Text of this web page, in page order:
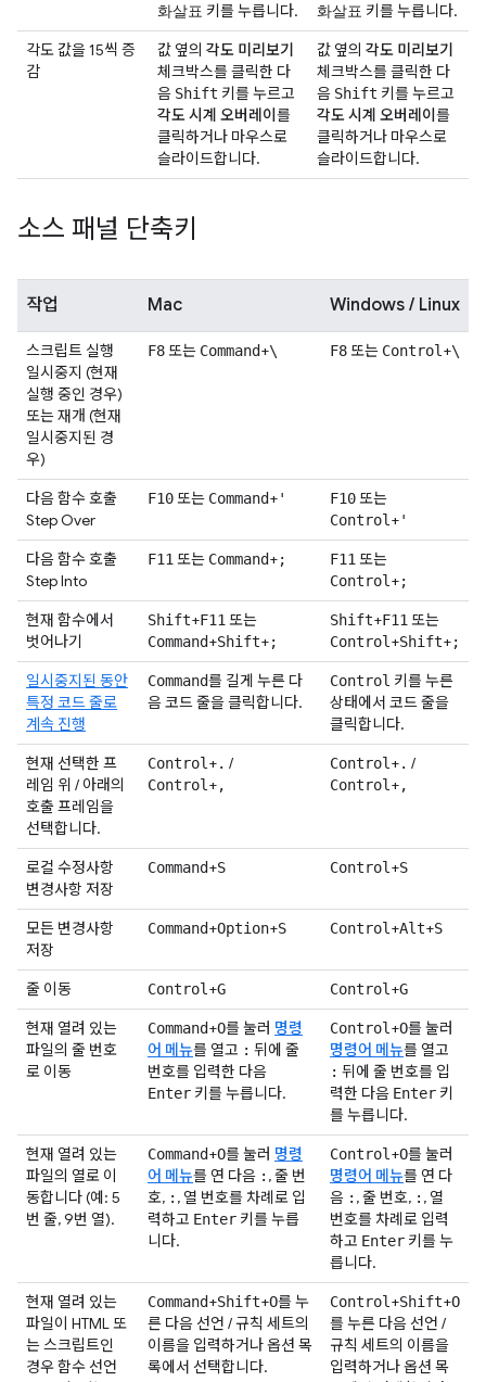
화살표 키를 누릅니다.
화살표 키를 누릅니다.
각도 값을 15씩 증
감
값 옆의 각도 미리보기
체크박스를 클릭한 다
음 Shift 키를 누르고
각도 시계 오버레이를
클릭하거나 마우스로
슬라이드합니다.
값 옆의 각도 미리보기
체크박스를 클릭한 다
음 Shift 키를 누르고
각도 시계 오버레이를
클릭하거나 마우스로
슬라이드합니다.
소스 패널 단축키
작업 Mac Windows / Linux
스크립트 실행
일시중지 (현재
실행 중인 경우)
또는 재개 (현재
일시중지된 경
우)
F8 또는 Command+\ F8 또는 Control +\
다음 함수 호출
Step Over
F10 또는 Command+' F10 또는
Control +'
다음 함수 호출
Step Into
F11 또는 Command+; F11 또는
Control +;
현재 함수에서
벗어나기
Shift+F11 또는
Command+Shift+;
Shift+F11 또는
Control +Shift+;
일시중지된 동안
특정 코드 줄로
계속 진행
Command를 길게 누른 다
음 코드 줄을 클릭합니다.
Control 키를 누른
상태에서 코드 줄을
클릭합니다.
현재 선택한 프
레임 위 / 아래의
호출 프레임을
선택합니다.
Control +. /
Control +,
Control +. /
Control +,
로컬 수정사항
변경사항 저장
Command+S Control +S
모든 변경사항
저장
Command+Option+S Control +Alt+S
줄 이동 Control +G Control +G
현재 열려 있는
파일의 줄 번호
로 이동
Command+O를 눌러 명령
어 메뉴를 열고 : 뒤에 줄
번호를 입력한 다음
Enter 키를 누릅니다.
Control +O를 눌러
명령어 메뉴를 열고
: 뒤에 줄 번호를 입
력한 다음 Enter 키
를 누릅니다.
현재 열려 있는
파일의 열로 이
동합니다 (예: 5
번 줄, 9번 열).
Command+O를 눌러 명령
어 메뉴를 연 다음 : , 줄 번
호, : , 열 번호를 차례로 입
력하고 Enter 키를 누릅
니다.
Control +O를 눌러
명령어 메뉴를 연 다
음 : , 줄 번호, : , 열
번호를 차례로 입력
하고 Enter 키를 누
릅니다.
현재 열려 있는
파일이 HTML 또
는 스크립트인
경우 함수 선언
Command+Shift+O를 누
른 다음 선언 / 규칙 세트의
이름을 입력하거나 옵션 목
록에서 선택합니다.
Control +Shift+O
를 누른 다음 선언 /
규칙 세트의 이름을
입력하거나 옵션 목